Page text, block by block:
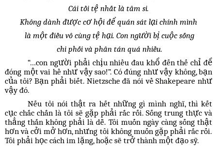
Cái tồi tệ nhất là tâm si.
Không dành được cơ hội để quán sát lại chính mình
là một điều vô cùng tệ hại. Con người bị cuộc sống
chi phối và phân tán quá nhiều.
“…con người phải chịu nhiều đau khổ đến thế chỉ để
đóng một vai hề như vậy sao!”. Có đúng như vậy không, bạn
của tôi? Bạn phải biết. Nietzsche đã nói về Shakepeare như
vậy đó.
Nếu tôi nói thật ra hết những gì mình nghĩ, thì kết
cục chắc chắn là tôi sẽ gặp phải rắc rối. Sống trung thực và
thẳng thắn không phải là dễ. Tôi muốn ngày càng sống thật
hơn và cởi mở hơn, nhưng tôi không muốn gặp phải rắc rối.
Tôi phải học cách im lặng, hoặc sẽ trở thành một đạo sỹ.